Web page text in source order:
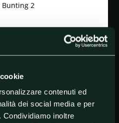
contenuti ed
dei social media e per
inoltre
Bunting 2
1